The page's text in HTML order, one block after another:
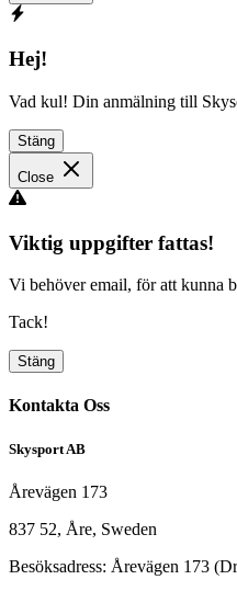
Hej!
Vad kul! Din anmälning till
Stäng
Close
Viktig uppgifter fattas!
Vi behöver email, för att kunna
Tack!
Stäng
Kontakta Oss
Skysport AB
Årevägen 173
837 52, Åre, Sweden
Besöksadress: Årevägen 173